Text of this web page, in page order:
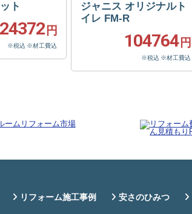
ト
円
※税込 ※材工費込
ジャニス オリジナルト
イレ FM-R
104764 円
※税込 ※材工費込
リフォーム施工事例 安さのひみつ